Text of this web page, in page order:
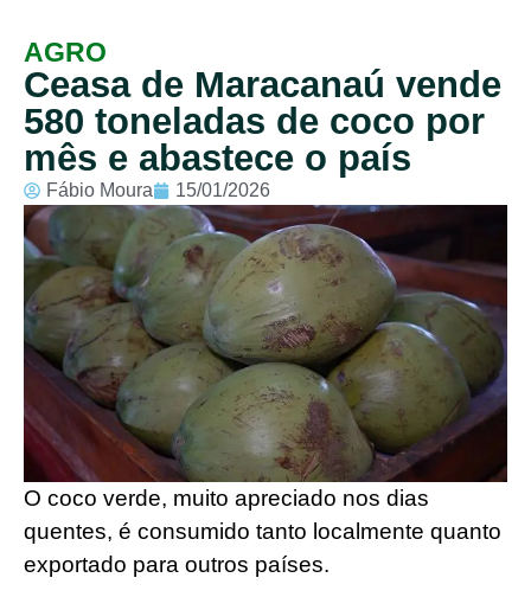
AGRO
Ceasa de Maracanaú vende
580 toneladas de coco por
mês e abastece o país
Fábio Moura 15/01/2026
O coco verde, muito apreciado nos dias
quentes, é consumido tanto localmente quanto
exportado para outros países.